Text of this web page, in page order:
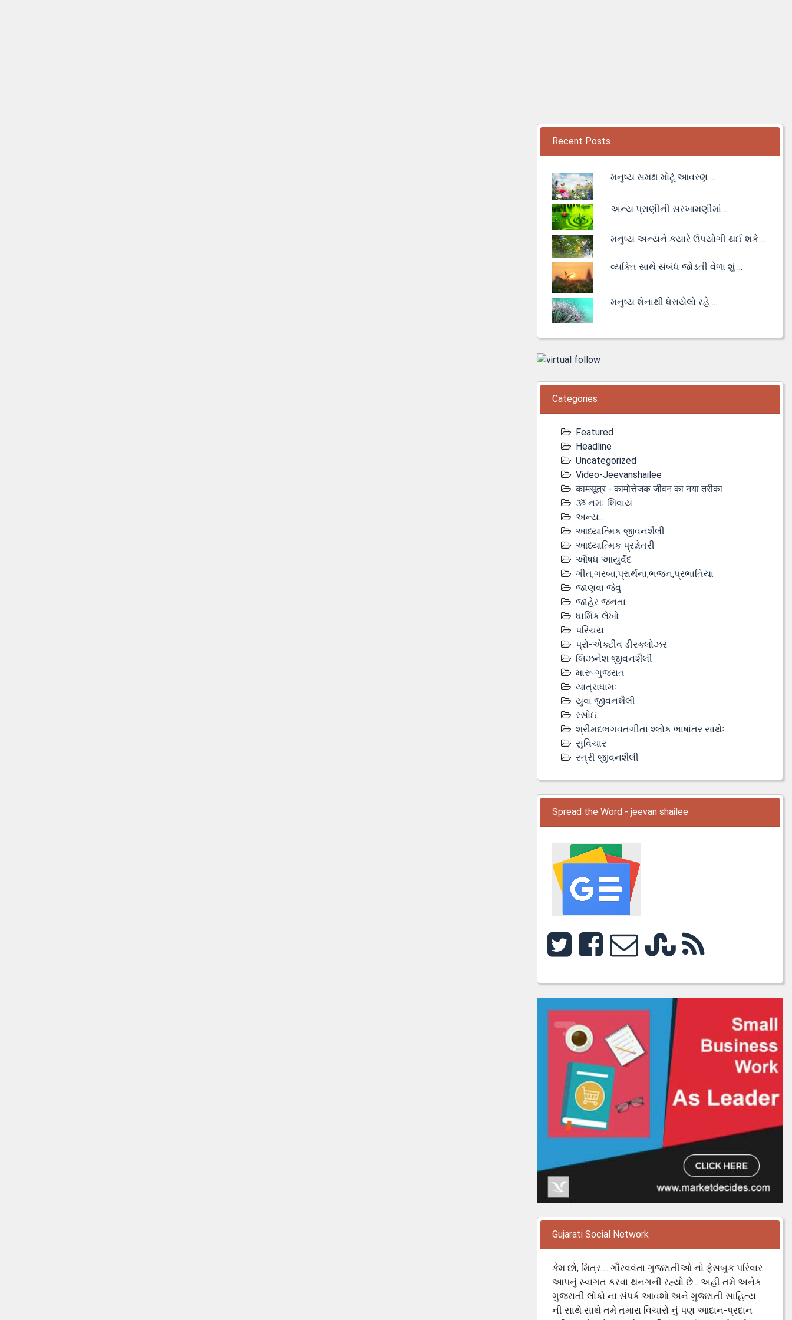
Recent Posts
મનુષ્ય સમક્ષ મોટૂં આવરણ ...
અન્ય પ્રાણીની સરખામણીમાં ...
મનુષ્ય અન્યને કયારે ઉપયોગી થઈ શકે ...
વ્યક્તિ સાથે સંબંધ જોડતી વેળા શું ...
મનુષ્ય શેનાથી ધેરાયેલો રહે ...
Categories
Featured
Headline
Uncategorized
Video-Jeevanshailee
कामसूत्र - कामोत्तेजक जीवन का नया तरीका
ૐ નમઃ શિવાય
અન્ય...
આધ્યાત્મિક જીવનશૈલી
આધ્યાત્મિક પ્રશ્નોતરી
ઔષધ આયુર્વેદ
ગીત,ગરબા,પ્રાર્થના,ભજન,પ્રભાતિયા
જાણવા જેવુ
જાહેર જનતા
ધાર્મિક લેખો
પરિચય
પ્રો-એક્ટીવ ડીસ્‍ક્લોઝર
બિઝનેશ જીવનશૈલી
મારૂ ગુજરાત
યાત્રાધામઃ
યુવા જીવનશૈલી
રસોઇ
શ્રીમદભગવતગીતા શ્લોક ભાષાંતર સાથેઃ
સુવિચાર
સ્ત્રી જીવનશૈલી
Spread the Word - jeevan shailee
Gujarati Social Network
કેમ છો, મિત્ર.... ગૌરવવંતા ગુજરાતીઓ નો ફેસબુક પરિવાર
આપનું સ્વાગત કરવા થનગની રહ્યો છે... અહી તમે અનેક
ગુજરાતી લોકો ના સંપર્ક આવશો અને ગુજરાતી સાહિત્ય
ની સાથે સાથે તમે તમારા વિચારો નું પણ આદાન-પ્રદાન